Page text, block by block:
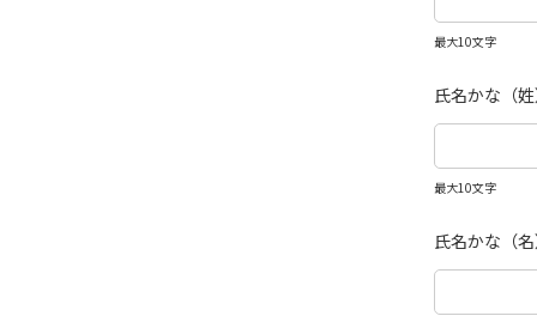
最大10文字
氏名かな（
最大10文字
氏名かな（